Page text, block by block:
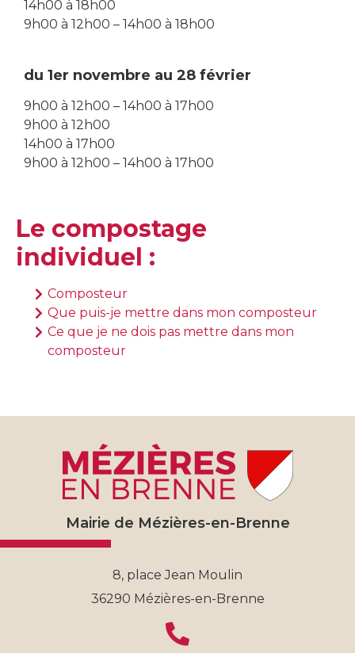
14h00 à 18h00
9h00 à 12h00 – 14h00 à 18h00
du 1er novembre au 28 février
9h00 à 12h00 – 14h00 à 17h00
9h00 à 12h00
14h00 à 17h00
9h00 à 12h00 – 14h00 à 17h00
Le compostage
individuel :
Composteur
Que puis-je mettre dans mon composteur
Ce que je ne dois pas mettre dans mon
composteur
Mairie de Mézières-en-Brenne
8, place Jean Moulin
36290 Mézières-en-Brenne